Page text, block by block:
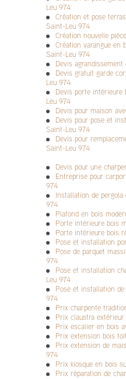
Leu 974
Création et pose
Saint-Leu 974
Création nouvelle
Création varangue en
Saint-Leu 974
Devis
Devis gratuit garde
Leu 974
Devis porte intérieure
Leu 974
Devis pour maison
Devis pour pose et
Saint-Leu 974
Devis pour
Saint-Leu 974
Devis pour une
Entreprise pour
974
Installation de
974
Plafond en bois
Porte intérieure bois
Porte intérieure bois
Pose et installation
Pose de parquet
974
Pose et installation
Leu 974
Pose et installation
974
Prix charpente
Prix claustra
Prix escalier en bois
Prix extension bois
Prix extension de
974
Prix kiosque en bois
Prix réparation de